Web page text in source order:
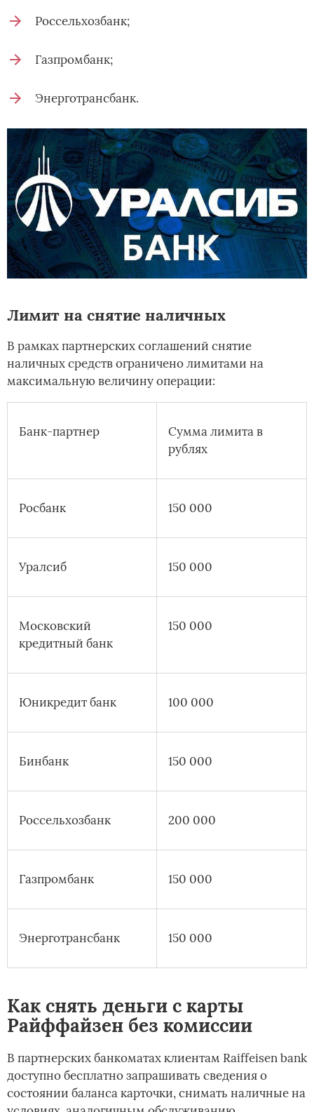
Россельхозбанк;
Газпромбанк;
Энерготрансбанк.
Лимит на снятие наличных
В рамках партнерских соглашений снятие
наличных средств ограничено лимитами на
максимальную величину операции:
Банк-партнер
Сумма лимита в
рублях
Росбанк 150 000
Уралсиб 150 000
Московский
кредитный банк
150 000
Юникредит банк 100 000
Бинбанк 150 000
Россельхозбанк 200 000
Газпромбанк 150 000
Энерготрансбанк 150 000
Как снять деньги с карты
Райффайзен без комиссии
В партнерских банкоматах клиентам Raiffeisen bank
доступно бесплатно запрашивать сведения о
состоянии баланса карточки, снимать наличные на